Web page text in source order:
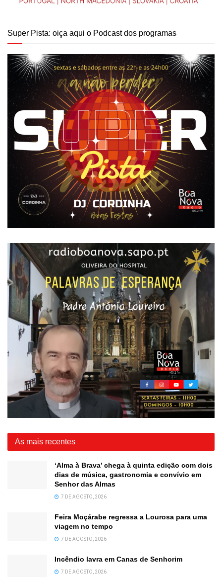
Super Pista: oiça aqui o Podcast dos programas
As mais recentes
‘Alma à Brava’ chega à quinta edição com dois
dias de música, gastronomia e convívio em
Senhor das Almas
7 DE AGOSTO, 2026
Feira Moçárabe regressa a Lourosa para uma
viagem no tempo
7 DE AGOSTO, 2026
Incêndio lavra em Canas de Senhorim
7 DE AGOSTO, 2026